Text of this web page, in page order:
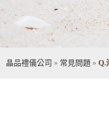
晶品禮儀公司 » 常見問題 » Q.